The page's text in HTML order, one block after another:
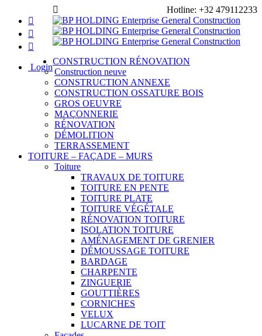
Hotline: +32 479112233
Login
Navigation
CONSTRUCTION RÉNOVATION
Construction neuve
CONSTRUCTION ANNEXE
CONSTRUCTION OSSATURE BOIS
GROS OEUVRE
MAÇONNERIE
RÉNOVATION
DÉMOLITION
TERRASSEMENT
TOITURE – FAÇADE – MURS
Toiture
TRAVAUX DE TOITURE
TOITURE EN PENTE
TOITURE PLATE
TOITURE VÉGÉTALE
RÉNOVATION TOITURE
ISOLATION TOITURE
AMÉNAGEMENT DE GRENIER
DÉMOUSSAGE TOITURE
BARDAGE
CHARPENTE
ZINGUERIE
GOUTTIÈRES
CORNICHES
VELUX
LUCARNE DE TOIT